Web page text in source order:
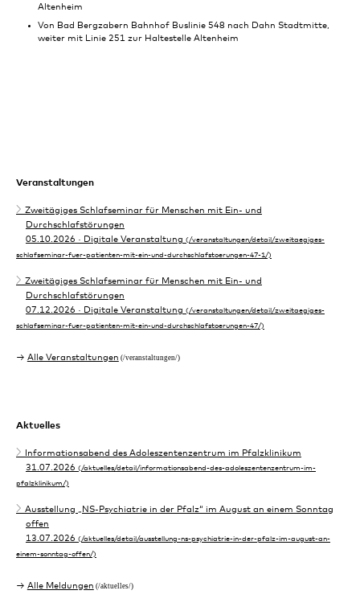
Altenheim
Von Bad Bergzabern Bahnhof Buslinie 548 nach Dahn Stadtmitte,
weiter mit Linie 251 zur Haltestelle Altenheim
Veranstaltungen
Zweitägiges Schlafseminar für Menschen mit Ein- und
Durchschlafstörungen
05.10.2026 · Digitale Veranstaltung
Zweitägiges Schlafseminar für Menschen mit Ein- und
Durchschlafstörungen
07.12.2026 · Digitale Veranstaltung
Alle Veranstaltungen
Aktuelles
Informationsabend des Adoleszentenzentrum im Pfalzklinikum
31.07.2026
Ausstellung „NS-Psychiatrie in der Pfalz“ im August an einem Sonntag
offen
13.07.2026
Alle Meldungen